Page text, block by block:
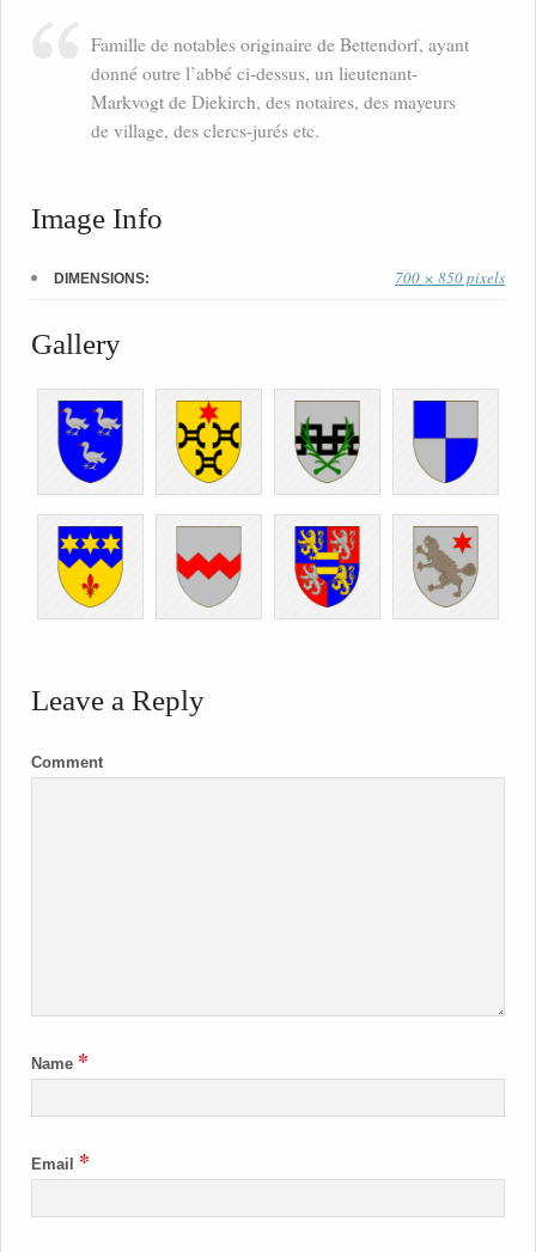
Famille de notables originaire de Bettendorf, ayant
donné outre l’abbé ci-dessus, un lieutenant-
Markvogt de Diekirch, des notaires, des mayeurs
de village, des clercs-jurés etc.
Image Info
DIMENSIONS: 700 × 850 pixels
Gallery
Leave a Reply
Comment
Name *
Email *